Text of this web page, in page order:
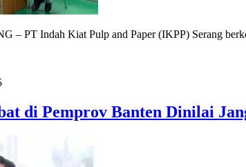
– PT Indah Kiat Pulp and Paper (IKPP) Serang
di Pemprov Banten Dinilai